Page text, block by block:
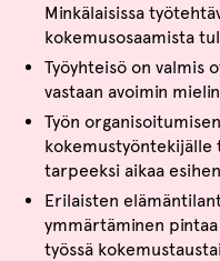
Minkälaisissa
kokemusosaamista
Työyhteisö on valmis
vastaan avoimin
Työn
kokemustyöntekijälle
tarpeeksi aikaa
Erilaisten
ymmärtäminen
työssä